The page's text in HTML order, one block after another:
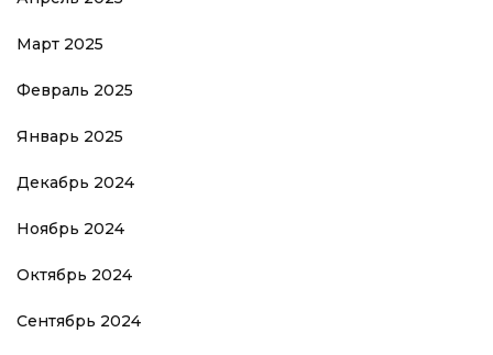
Март 2025
Февраль 2025
Январь 2025
Декабрь 2024
Ноябрь 2024
Октябрь 2024
Сентябрь 2024